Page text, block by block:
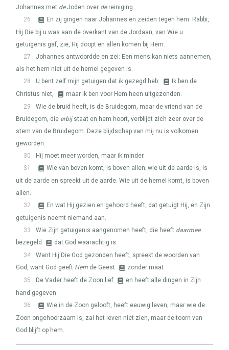
Johannes met deJoden over dereiniging.
26
En zij gingen naar Johannes en zeiden tegen hem: Rabbi,
Hij Die bij u was aan de overkant van de Jordaan, van Wie u
getuigenis gaf, zie, Hij doopt en allen komen bij Hem.
27
Johannes antwoordde en zei: Een mens kan niets aannemen,
als het hem niet uit de hemel gegeven is.
28
U bent zelf mijn getuigen dat ik gezegd heb:
Ik ben de
Christus niet,
maar ik ben voor Hem heen uitgezonden.
29
Wie de bruid heeft, is de Bruidegom, maar de vriend van de
Bruidegom, die erbijstaat en hem hoort, verblijdt zich zeer over de
stem van de Bruidegom. Deze blijdschap van mij nu is volkomen
geworden.
30
Hij moet meer worden, maar ik minder.
31
Wie van boven komt, is boven allen; wie uit de aarde is, is
uit de aarde en spreekt uit de aarde. Wie uit de hemel komt, is boven
allen.
32
En wat Hij gezien en gehoord heeft, dat getuigt Hij, en Zijn
getuigenis neemt niemand aan.
33
Wie Zijn getuigenis aangenomen heeft, die heeft daarmee
bezegeld
dat God waarachtig is.
34
Want Hij Die God gezonden heeft, spreekt de woorden van
God, want God geeft Hem de Geest
zonder maat.
35
De Vader heeft de Zoon lief
en heeft alle dingen in Zijn
hand gegeven.
36
Wie in de Zoon gelooft, heeft eeuwig leven, maar wie de
Zoon ongehoorzaam is, zal het leven niet zien, maar de toorn van
God blijft op hem.